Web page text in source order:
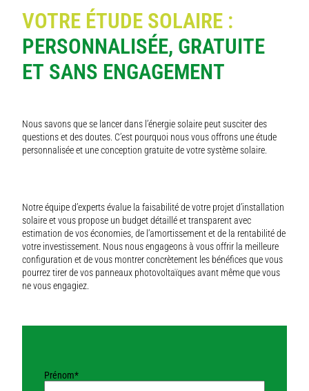
VOTRE ÉTUDE SOLAIRE :
PERSONNALISÉE, GRATUITE
ET SANS ENGAGEMENT
Nous savons que se lancer dans l’énergie solaire peut susciter des
questions et des doutes. C’est pourquoi nous vous offrons une étude
personnalisée et une conception gratuite de votre système solaire.
Notre équipe d’experts évalue la faisabilité de votre projet d’installation
solaire et vous propose un budget détaillé et transparent avec
estimation de vos économies, de l’amortissement et de la rentabilité de
votre investissement. Nous nous engageons à vous offrir la meilleure
configuration et de vous montrer concrètement les bénéfices que vous
pourrez tirer de vos panneaux photovoltaïques avant même que vous
ne vous engagiez.
Prénom*